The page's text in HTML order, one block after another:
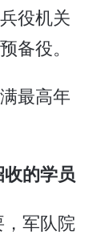
役机关
备役。
最高年
的学员
军队院